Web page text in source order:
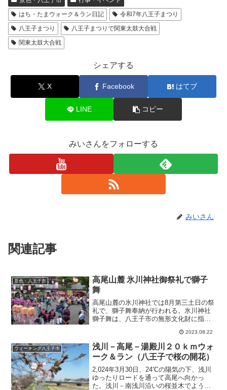
はち・たまウォーク＆ラン日記
令和7年八王子まつり
八王子まつり
八王子まつりで関東太鼓大合戦
関東太鼓大合戦
シェアする
X Facebook はてブ
LINE コピー
みいさんをフォローする
みいさん
関連記事
景色・八王子市
高尾山麓 氷川神社御祭礼で獅子
舞
高尾山麓の氷川神社では8月第三土日の祭
礼で、獅子舞奉納が行われる。氷川神社
獅子舞は、八王子市の無形文化財に指定
2023.08.22
ウォーキング八王子市
浅川－高尾－湯殿川２０ｋｍウォ
ーク＆ラン（八王子で桜の開花）
2,024年3月30日、24℃の陽気の下、浅川
ゆったりロードを通って高尾へ向かっ
た。浅川－南浅川沿いの桜並木でようや